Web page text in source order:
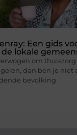
Een gids
lokale
om thuiszorg
dan ben je niet
bevolking